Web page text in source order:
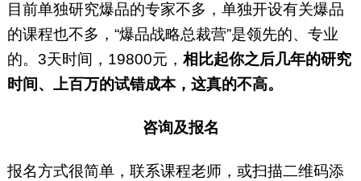
目前单独研究爆品的专家不多，单独开设有关爆品
的课程也不多，“爆品战略总裁营”是领先的、专业
的。3天时间，19800元， 相比起你之后几年的研究
时间、上百万的试错成本，这真的不高。
咨询及报名
报名方式很简单，联系课程老师，或扫描二维码添